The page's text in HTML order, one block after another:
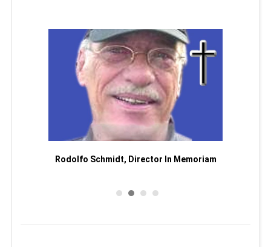
Rodolfo Schmidt, Director In Memoriam